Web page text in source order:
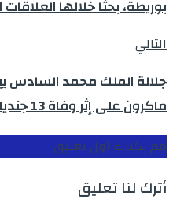
بوريطة، بحثا خلالها العلاقات
التالي
جلالة الملك محمد السادس
ماكرون على إثر وفاة 13 جنديا فرنسيا بمالي ..
قم بكتابة اول تعليق
أترك لنا تعليق